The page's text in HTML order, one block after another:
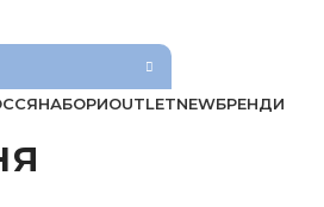
НАБОРИOUTLETNEWБРЕНДИ